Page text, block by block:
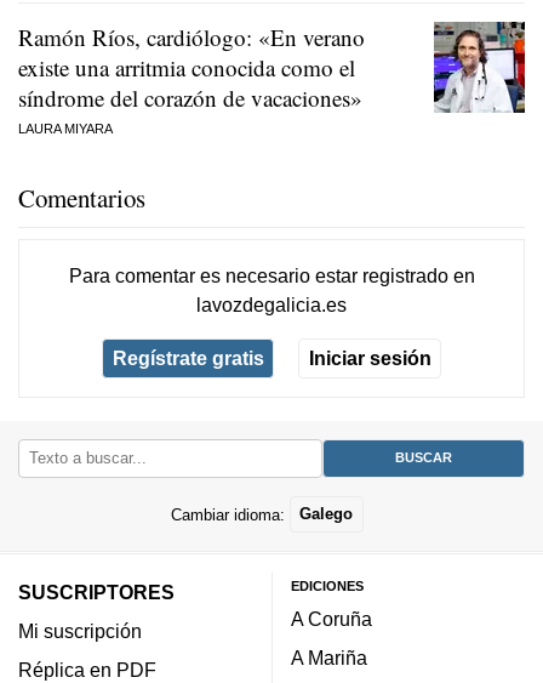
Ramón Ríos, cardiólogo: «En verano
existe una arritmia conocida como el
síndrome del corazón de vacaciones»
LAURA MIYARA
Comentarios
Para comentar es necesario estar registradoen
lavozdegalicia.es
Regístrate gratis Iniciar sesión
Cambiar idioma: Galego
SUSCRIPTORES
Mi suscripción
Réplica en PDF
EDICIONES
A Coruña
A Mariña